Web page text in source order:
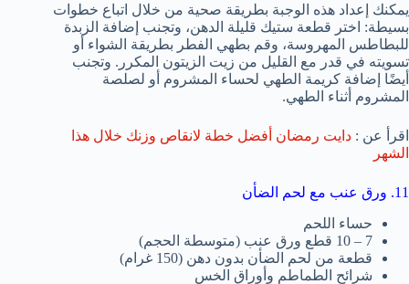
يمكنك إعداد هذه الوجبة بطريقة صحية من خلال اتباع خطوات
بسيطة: اختر قطعة ستيك قليلة الدهن، وتجنب إضافة الزبدة
للبطاطس المهروسة، وقم بطهي الفطر بطريقة الشواء أو
تسويته في قدر مع القليل من زيت الزيتون المكرر. وتجنب
أيضًا إضافة كريمة الطهي لحساء المشروم أو لصلصة
المشروم أثناء الطهي.
اقرأ عن : دايت رمضان أفضل خطة لانقاص وزنك خلال هذا
الشهر
11. ورق عنب مع لحم الضأن
حساء اللحم
7 – 10 قطع ورق عنب (متوسطة الحجم)
قطعة من لحم الضأن بدون دهن (150 غرام)
شرائح الطماطم وأوراق الخس